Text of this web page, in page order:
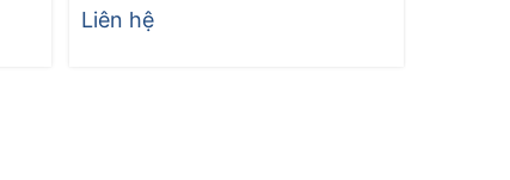
WD12DB7B85GBSV
Liên hệ